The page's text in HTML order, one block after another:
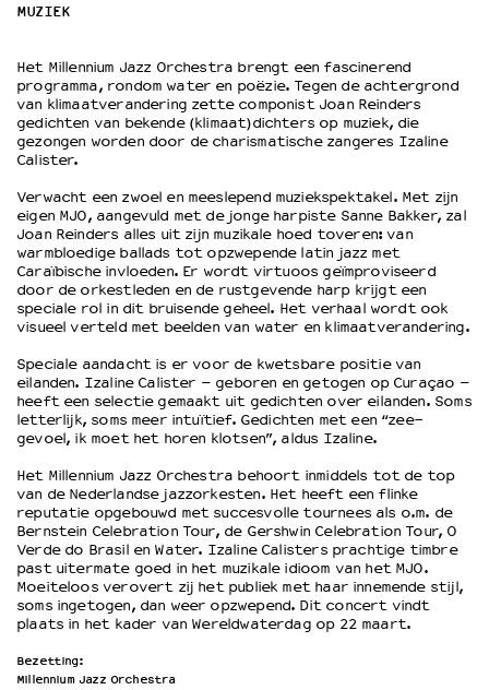
Wat we doen
Werken bij
Wie is wie
Word vriend
Historie
Partners
Huisregels
Privacyverklaring
Integriteits- en gedragscode
Duurzaamheid
Ruimte voor artistieke vrijheid – VNPF
MUZIEK
Het Millennium Jazz Orchestra brengt een fascinerend
programma, rondom water en poëzie. Tegen de achtergrond
van klimaatverandering zette componist Joan Reinders
gedichten van bekende (klimaat)dichters op muziek, die
gezongen worden door de charismatische zangeres Izaline
Calister.
Verwacht een zwoel en meeslepend muziekspektakel. Met zijn
eigen MJO, aangevuld met de jonge harpiste Sanne Bakker, zal
Joan Reinders alles uit zijn muzikale hoed toveren: van
warmbloedige ballads tot opzwepende latin jazz met
Caraïbische invloeden. Er wordt virtuoos geïmproviseerd
door de orkestleden en de rustgevende harp krijgt een
speciale rol in dit bruisende geheel. Het verhaal wordt ook
visueel verteld met beelden van water en klimaatverandering.
Speciale aandacht is er voor de kwetsbare positie van
eilanden. Izaline Calister – geboren en getogen op Curaçao –
heeft een selectie gemaakt uit gedichten over eilanden. Soms
letterlijk, soms meer intuïtief. Gedichten met een “zee-
gevoel, ik moet het horen klotsen”, aldus Izaline.
Het Millennium Jazz Orchestra behoort inmiddels tot de top
van de Nederlandse jazzorkesten. Het heeft een flinke
reputatie opgebouwd met succesvolle tournees als o.m. de
Bernstein Celebration Tour, de Gershwin Celebration Tour, O
Verde do Brasil en Water. Izaline Calisters prachtige timbre
past uitermate goed in het muzikale idioom van het MJO.
Moeiteloos verovert zij het publiek met haar innemende stijl,
soms ingetogen, dan weer opzwepend. Dit concert vindt
plaats in het kader van Wereldwaterdag op 22 maart.
Bezetting:
Millennium Jazz Orchestra